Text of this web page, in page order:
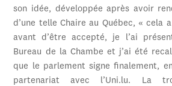
son idée, développée après avoir
d’une telle Chaire au Québec, « cela
avant d’être accepté, je l’ai
Bureau de la Chambe et j’ai été
que le parlement signe finalement,
partenariat avec l’Uni.lu. La